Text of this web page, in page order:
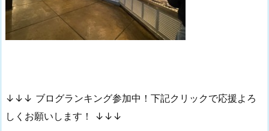
↓↓↓ ブログランキング参加中！下記クリックで応援よろ
しくお願いします！ ↓↓↓